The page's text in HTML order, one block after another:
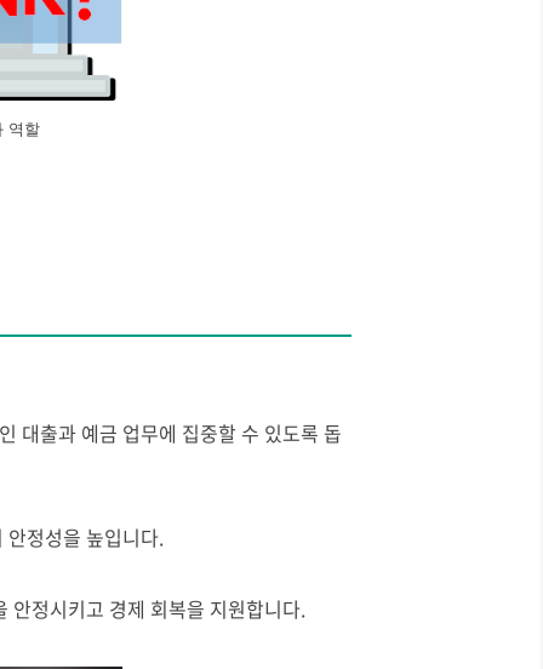
역할
대출과 예금 업무에 집중할 수 있도록 돕
안정성을 높입니다.
안정시키고 경제 회복을 지원합니다.